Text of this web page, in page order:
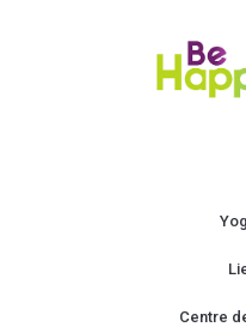
Centre